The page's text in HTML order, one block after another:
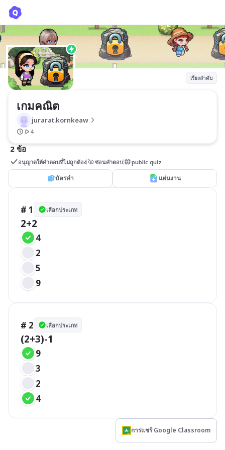
เรียงลำดับ
เกมคณิต
jurarat.kornkeaw
4
2 ข้อ
อนุญาตให้คำตอบที่ไม่ถูกต้อง ซ่อนคำตอบ public quiz
บัตรคำ แผ่นงาน
# 1 เลือกประเภท
2+2
4
2
5
9
# 2 เลือกประเภท
(2+3)-1
9
3
2
4
การแชร์ Google Classroom